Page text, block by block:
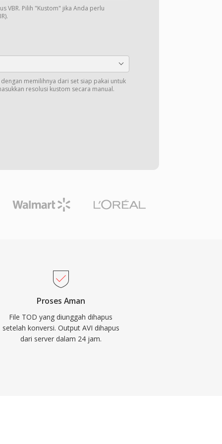
VBR. Pilih "Kustom" jika Anda perlu
memilihnya dari set siap pakai untuk
resolusi kustom secara manual.
Proses Aman
File TOD yang diunggah dihapus
setelah konversi. Output AVI dihapus
dari server dalam 24 jam.